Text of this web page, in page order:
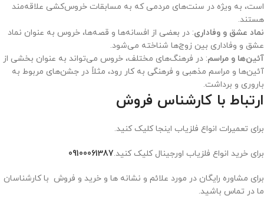
است، به ویژه در سنت‌های مردمی که به مسابقات خروس‌کشی علاقه‌مند
هستند.
نماد عشق و وفاداری: در بعضی از افسانه‌ها و قصه‌ها، خروس به عنوان نماد
عشق و وفاداری بین زوج‌ها شناخته می‌شود.
آئین‌ها و مراسم: در فرهنگ‌های مختلف، خروس می‌تواند به عنوان بخشی از
آئین‌ها و مراسم مذهبی و فرهنگی به کار رود، مثلاً در جشن‌های مربوط به
باروری و برداشت.
ارتباط با کارشناس فروش
برای تعمیرات انواع فلزیاب اینجا کلیک کنید.
برای خرید انواع فلزیاب اورجینال کلیک کنید.09100061387
برای مشاوره رایگان در مورد علائم و نشانه ها و خرید و فروش با کارشناسان
ما در تماس باشید.